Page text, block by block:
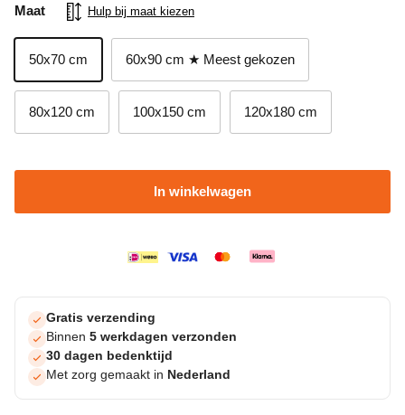
Maat Hulp bij maat kiezen
50x70 cm 60x90 cm ★ Meest gekozen
80x120 cm 100x150 cm 120x180 cm
In winkelwagen
Gratis verzending
Binnen 5 werkdagen verzonden
30 dagen bedenktijd
Met zorg gemaakt in Nederland